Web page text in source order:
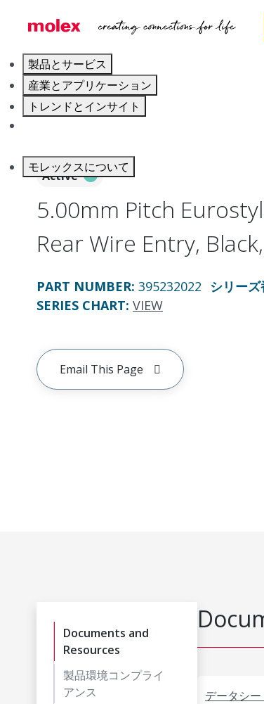
製品とサービス
産業とアプリケーション
トレンドとインサイト
モレックスについて
Terminal Blocks
Active
5.00mm Pitch
Rear Wire Entry,
PART NUMBER: 395232022 シリー
SERIES CHART: VIEW
Email This Page
Documents and
Resources
製品環境コンプライ
アンス
データシー